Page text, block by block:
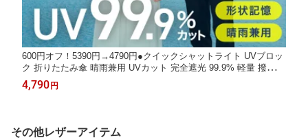
600円オフ！5390円→4790円●クイックシャットライト UVブロッ
ク 折りたたみ傘 晴雨兼用 UVカット 完全遮光 99.9% 軽量 撥水加
工 日傘兼用 雨傘 出張 置き傘 たたみやすい 送料無料 折り畳み 男
性用 女性用 メンズ レディース グレー ホワイト ブルー シューズ
4,790 円
その他レザーアイテム